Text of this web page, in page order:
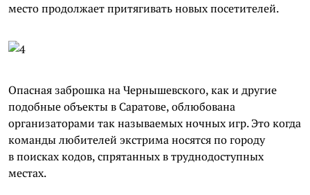
место продолжает притягивать новых посетителей.
Опасная заброшкана Чернышевского, как и другие
подобные объекты в Саратове, облюбована
организаторами так называемых ночных игр. Это когда
команды любителей экстрима носятся по городу
в поисках кодов, спрятанных в труднодоступных
местах.